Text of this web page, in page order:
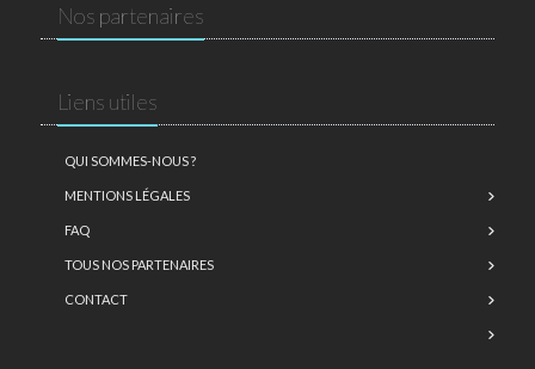
Nos partenaires
Liens utiles
QUI SOMMES-NOUS ?
MENTIONS LÉGALES
FAQ
TOUS NOS PARTENAIRES
CONTACT